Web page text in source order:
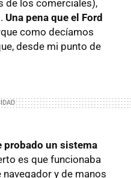
de los comerciales),
Una pena que el Ford
como decíamos
desde mi punto de
probado un sistema
es que funcionaba
navegador y de manos